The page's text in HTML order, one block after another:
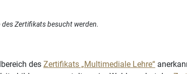
Zertifikats besucht werden.
des Zertifikats „Multimediale Lehre“